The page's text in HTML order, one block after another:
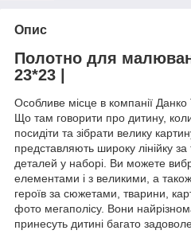
Опис
Полотно для
23*23 |
Особливе місце в компанії
Що там говорити про дитину,
посидіти та зібрати велику
представляють широку лінійку за
деталей у наборі. Ви можете
елементами і з великими, а
героїв за сюжетами, тварини,
фото мегаполісу. Вони
принесуть дитині багато